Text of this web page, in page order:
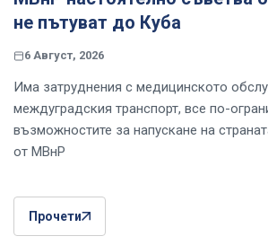
не пътуват до Куба
6 Август, 2026
Има затруднения с медицинското
междуградския транспорт, все по-
възможностите за напускане на
от МВнР
Прочети